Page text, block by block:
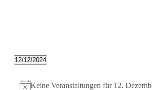
12/12/2024
Keine Veranstaltungen für 12.